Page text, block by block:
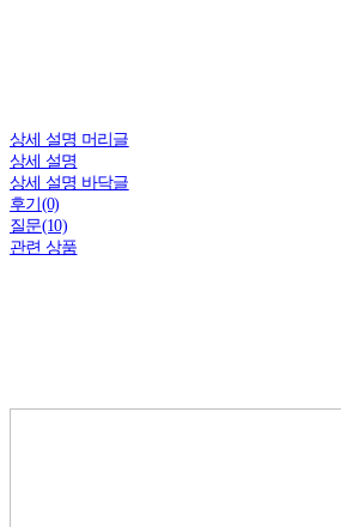
상세 설명 머리글
상세 설명
상세 설명 바닥글
후기(0)
질문(10)
관련 상품